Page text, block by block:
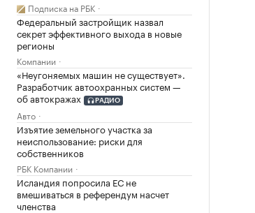
Подписка на РБК
Федеральный застройщик назвал
секрет эффективного выхода в новые
регионы
Компании
«Неугоняемых машин не существует».
Разработчик автоохранных систем —
об автокражах
РАДИО
Авто
Изъятие земельного участка за
неиспользование: риски для
собственников
РБК Компании
Исландия попросила ЕС не
вмешиваться в референдум насчет
членства